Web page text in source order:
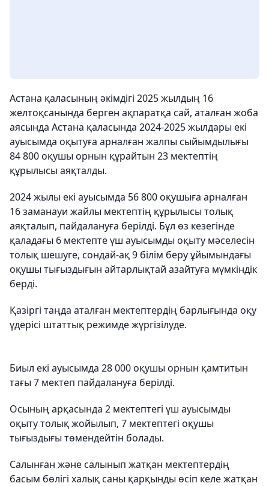
Астана қаласының әкімдігі 2025 жылдың 16
желтоқсанында берген ақпаратқа сай, аталған жоба
аясында Астана қаласында 2024-2025 жылдары екі
ауысымда оқытуға арналған жалпы сыйымдылығы
84 800 оқушы орнын құрайтын 23 мектептің
құрылысы аяқталды.
2024 жылы екі ауысымда 56 800 оқушыға арналған
16 заманауи жайлы мектептің құрылысы толық
аяқталып, пайдалануға берілді. Бұл өз кезегінде
қаладағы 6 мектепте үш ауысымды оқыту мәселесін
толық шешуге, сондай-ақ 9 білім беру ұйымындағы
оқушы тығыздығын айтарлықтай азайтуға мүмкіндік
берді.
Қазіргі таңда аталған мектептердің барлығында оқу
үдерісі штаттық режимде жүргізілуде.
Биыл екі ауысымда 28 000 оқушы орнын қамтитын
тағы 7 мектеп пайдалануға берілді.
Осының арқасында 2 мектептегі үш ауысымды
оқыту толық жойылып, 7 мектептегі оқушы
тығыздығы төмендейтін болады.
Салынған және салынып жатқан мектептердің
басым бөлігі халық саны қарқынды өсіп келе жатқан